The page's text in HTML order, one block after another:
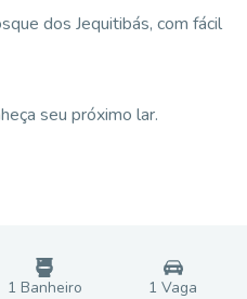
dos Jequitibás, com fácil
seu próximo lar.
1 Banheiro 1 Vaga